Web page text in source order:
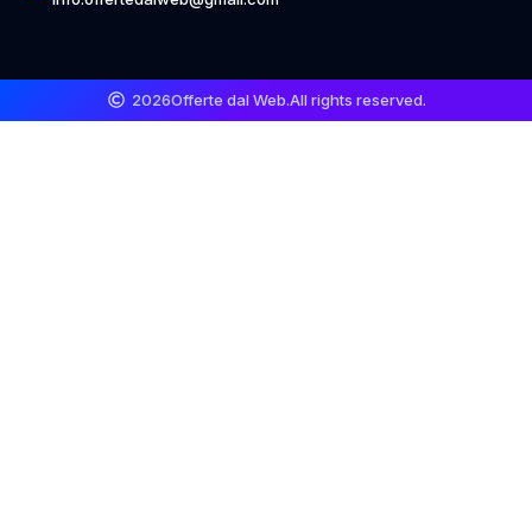
2026Offerte dal Web.All rights reserved.